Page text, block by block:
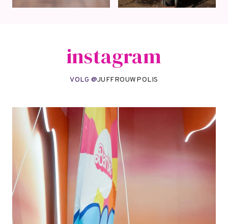
instagram
VOLG @JUFFROUWPOLIS